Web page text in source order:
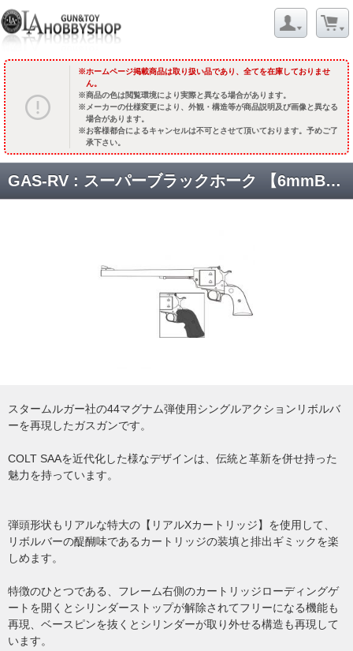
ホームページ掲載商品は取り扱い品であり、全てを在庫しておりませ
ん。
商品の色は閲覧環境により実際と異なる場合があります。
メーカーの仕様変更により、外観・構造等が商品説明及び画像と異なる
場合があります。
お客様都合によるキャンセルは不可とさせて頂いております。予めご了
承下さい。
GAS-RV : スーパーブラックホーク 【6mmBB 新型パッキンXカートリッジ/ホワイトパール調グリップ仕様】 10.5インチ /シルバーABS [品切中.再生産待ち]
スタームルガー社の44マグナム弾使用シングルアクションリボルバ
ーを再現したガスガンです。
COLT SAAを近代化した様なデザインは、伝統と革新を併せ持った
魅力を持っています。
弾頭形状もリアルな特大の【リアルXカートリッジ】を使用して、
リボルバーの醍醐味であるカートリッジの装填と排出ギミックを楽
しめます。
特徴のひとつである、フレーム右側のカートリッジローディングゲ
ートを開くとシリンダーストップが解除されてフリーになる機能も
再現、ベースピンを抜くとシリンダーが取り外せる構造も再現して
います。